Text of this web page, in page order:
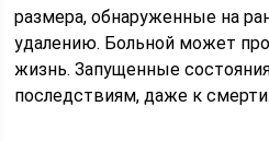
размера, обнаруженные на
удалению. Больной может
жизнь. Запущенные
последствиям, даже к смерти.